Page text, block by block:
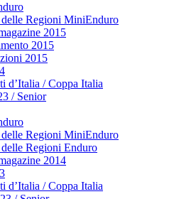
Regioni MiniEnduro
2015
2015
2015
d’Italia / Coppa Italia
/ Senior
Regioni MiniEnduro
Regioni Enduro
2014
d’Italia / Coppa Italia